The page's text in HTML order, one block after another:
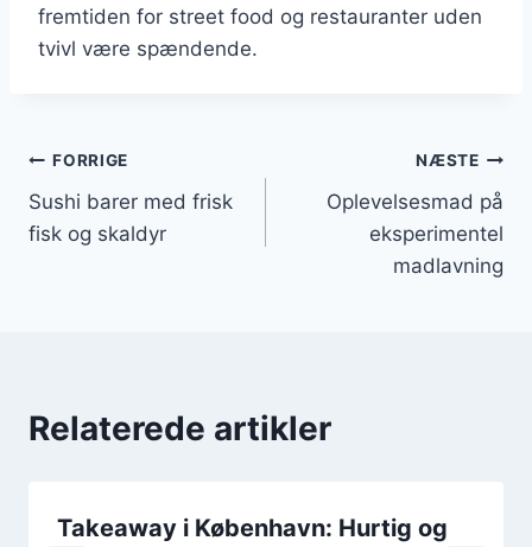
fremtiden for street food og restauranter uden
tvivl være spændende.
Indlægsnavigation
FORRIGE
Sushi barer med frisk
fisk og skaldyr
NÆSTE
Oplevelsesmad på
eksperimentel
madlavning
Relaterede artikler
Takeaway i København: Hurtig og